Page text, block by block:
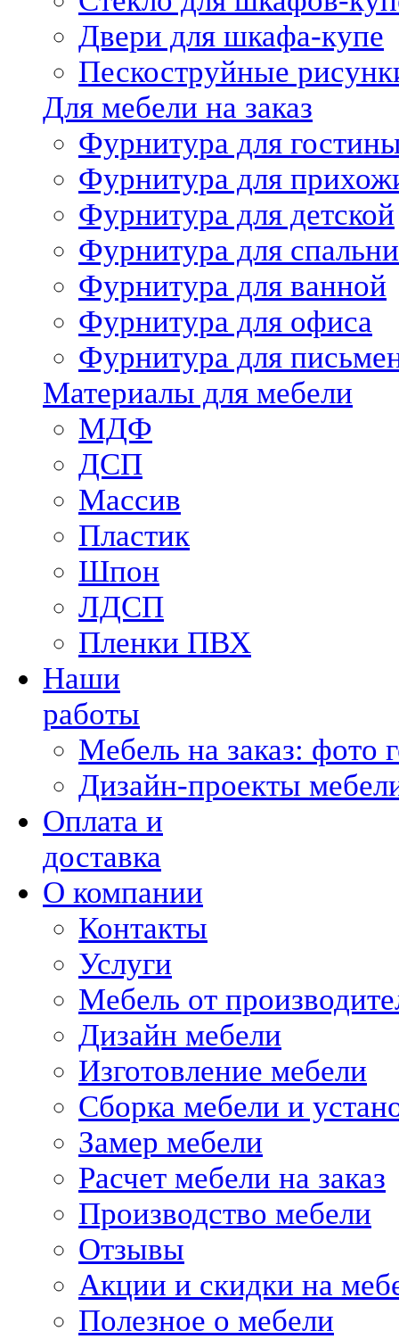
Двери для шкафа-купе
Пескоструйные
Для мебели на заказ
Фурнитура для
Фурнитура для
Фурнитура для детской
Фурнитура для спальни
Фурнитура для ванной
Фурнитура для офиса
Фурнитура для
Материалы для мебели
МДФ
ДСП
Массив
Пластик
Шпон
ЛДСП
Пленки ПВХ
Наши
работы
Мебель на заказ: фото
Дизайн-проекты
Оплата и
доставка
О компании
Контакты
Услуги
Мебель от
Дизайн мебели
Изготовление мебели
Сборка мебели и
Замер мебели
Расчет мебели на заказ
Производство мебели
Отзывы
Акции и скидки на
Полезное о мебели